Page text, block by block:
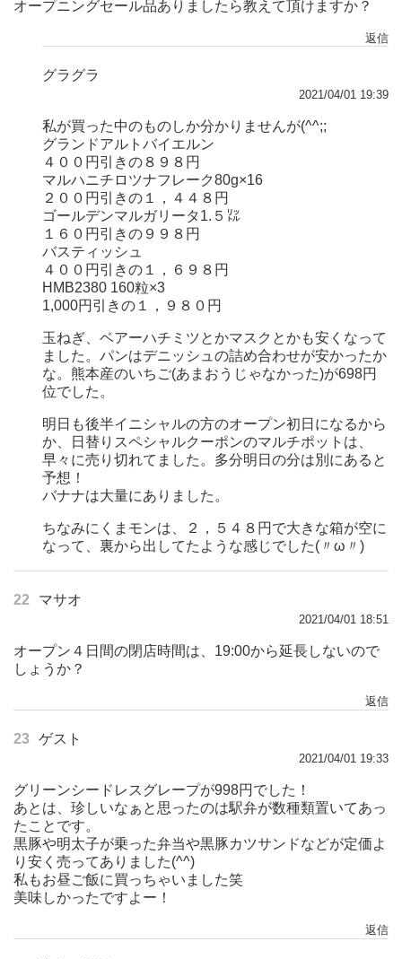
オープニングセール品ありましたら教えて頂けますか？
返信
グラグラ
2021/04/01 19:39
私が買った中のものしか分かりませんが(^^;;
グランドアルトバイエルン
４００円引きの８９８円
マルハニチロツナフレーク80g×16
２００円引きの１，４４８円
ゴールデンマルガリータ1.５㍑
１６０円引きの９９８円
バスティッシュ
４００円引きの１，６９８円
HMB2380 160粒×3
1,000円引きの１，９８０円
玉ねぎ、ベアーハチミツとかマスクとかも安くなって
ました。パンはデニッシュの詰め合わせが安かったか
な。熊本産のいちご(あまおうじゃなかった)が698円
位でした。
明日も後半イニシャルの方のオープン初日になるから
か、日替りスペシャルクーポンのマルチポットは、
早々に売り切れてました。多分明日の分は別にあると
予想！
バナナは大量にありました。
ちなみにくまモンは、２，５４８円で大きな箱が空に
なって、裏から出してたような感じでした(〃ω〃)
22 マサオ
2021/04/01 18:51
オープン４日間の閉店時間は、19:00から延長しないので
しょうか？
返信
23 ゲスト
2021/04/01 19:33
グリーンシードレスグレープが998円でした！
あとは、珍しいなぁと思ったのは駅弁が数種類置いてあっ
たことです。
黒豚や明太子が乗った弁当や黒豚カツサンドなどが定価よ
り安く売ってありました(^^)
私もお昼ご飯に買っちゃいました笑
美味しかったですよー！
返信